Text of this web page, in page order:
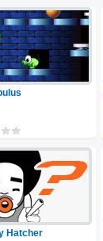
Hatcher